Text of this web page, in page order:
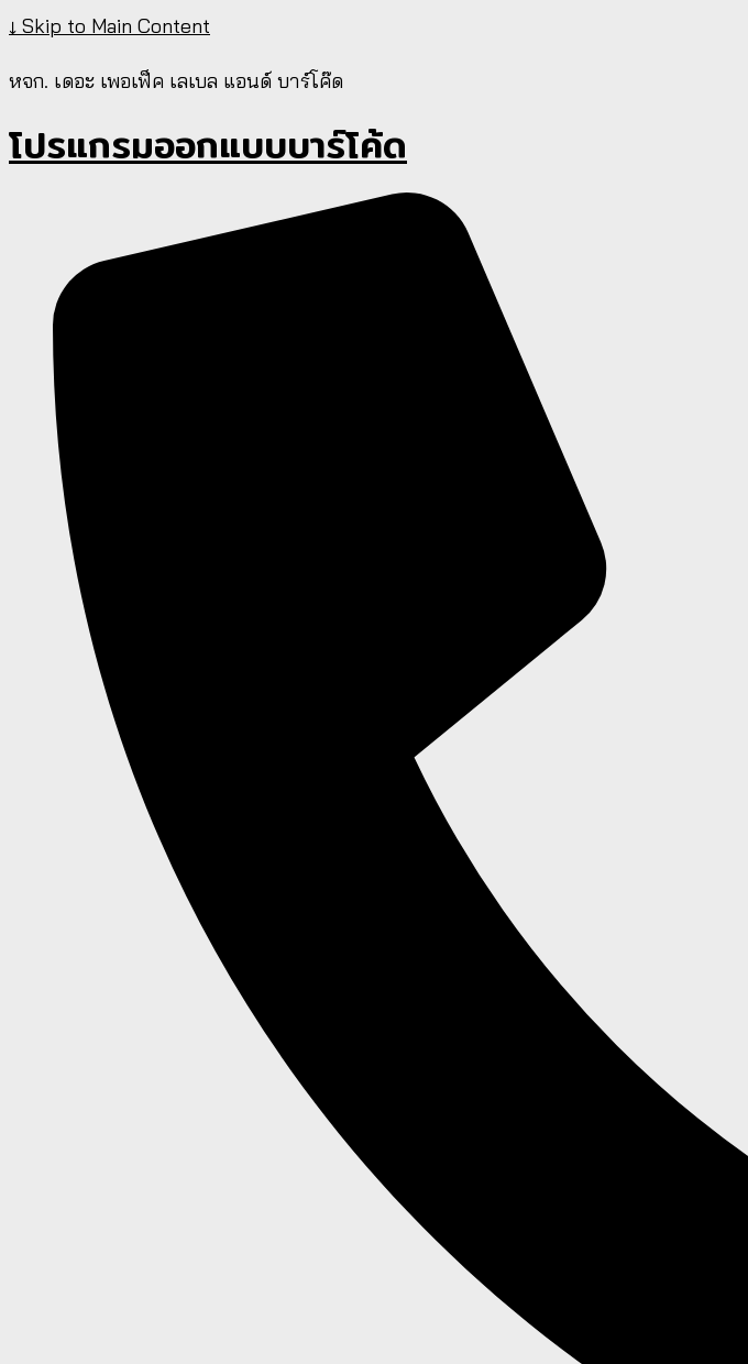
↓ Skip to Main Content
หจก. เดอะ เพอเฟ็ค เลเบล แอนด์ บาร์โค๊ด
โปรแกรมออกแบบบาร์โค้ด